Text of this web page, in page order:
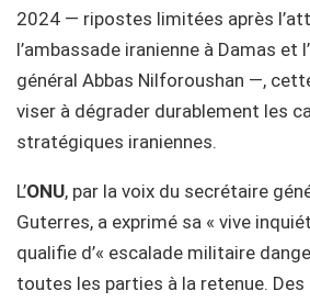
2024 — ripostes limitées après
l’ambassade iranienne à Damas et
général Abbas Nilforoushan —,
viser à dégrader durablement les
stratégiques iraniennes.
L’ONU, par la voix du secrétaire
Guterres, a exprimé sa « vive
qualifie d’« escalade militaire
toutes les parties à la retenue.